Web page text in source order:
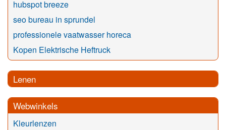
hubspot breeze
seo bureau in sprundel
professionele vaatwasser horeca
Kopen Elektrische Heftruck
Lenen
Webwinkels
Kleurlenzen